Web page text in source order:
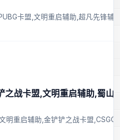
卡盟,文明重启辅助,超凡先锋辅
战卡盟,文明重启辅助,蜀山
明重启辅助,金铲铲之战卡盟